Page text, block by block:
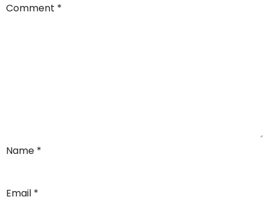
Comment *
Name *
Email *